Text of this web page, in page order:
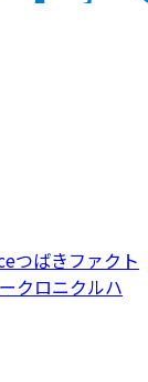
つばきファクト
クロニクルハ